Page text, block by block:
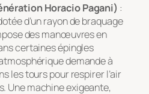
Horacio Pagani) :
d’un rayon de braquage
des manœuvres en
certaines épingles
demande à
les tours pour respirer l’air
Une machine exigeante,